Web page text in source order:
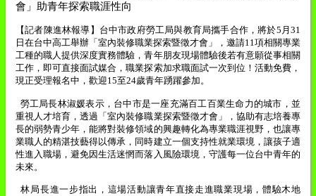
會」助青年探索職涯性向
【記者陳進林報導】 台中市政府勞工局與教育局攜手合作，將於5 月31
日在台中高工舉辦「室內裝修職業探索暨徵才會」，邀請11 項相關專業
工種的職人提供深度實務體驗，青年朋友現場體驗後若有意願從事相關
工作，即可直接面試媒合，職業探索加求職面試一次到位！活動免費，
現正受理報名中，歡迎15至24歲青年踴躍參加。
勞工局長林淑媛表示，台中市是一座充滿百工百業生命力的城市，並
重視人才培育，透過「室內裝修職業探索暨徵才會」，協助有志培養專
長的弱勢青少年，能將對裝修領域的興趣轉化為專業職涯視野，也讓專
業職人的精湛技藝得以傳承，同時建立一個支持性就業環境，讓孩子適
性進入職場，避免因生活迷惘而落入風險環境，守護每一位台中青年的
未來。
林局長進一步指出，這場活動讓青年直接走進職業現場，體驗木地